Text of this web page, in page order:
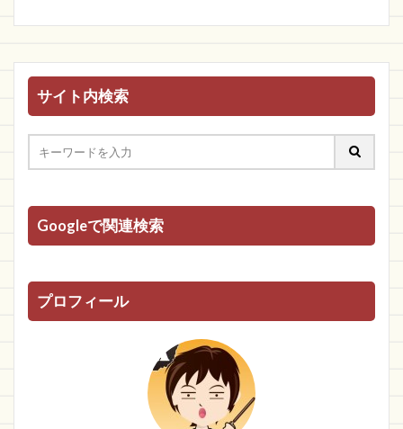
サイト内検索
Googleで関連検索
プロフィール